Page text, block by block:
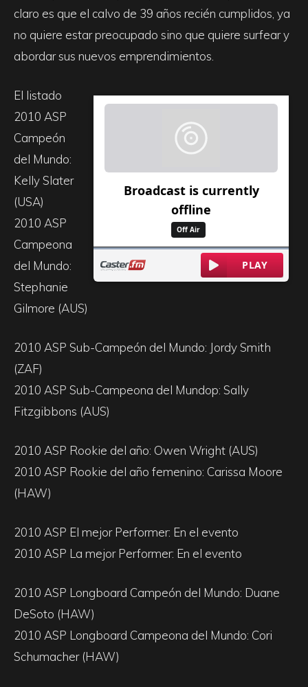
claro es que el calvo de 39 años recién cumplidos, ya
no quiere estar preocupado sino que quiere surfear y
abordar sus nuevos emprendimientos.
El listado
2010 ASP
Campeón
del Mundo:
Kelly Slater
(USA)
2010 ASP
Campeona
del Mundo:
Stephanie
Gilmore (AUS)
2010 ASP Sub-Campeón del Mundo: Jordy Smith
(ZAF)
2010 ASP Sub-Campeona del Mundop: Sally
Fitzgibbons (AUS)
2010 ASP Rookie del año: Owen Wright (AUS)
2010 ASP Rookie del año femenino: Carissa Moore
(HAW)
2010 ASP El mejor Performer: En el evento
2010 ASP La mejor Performer: En el evento
2010 ASP Longboard Campeón del Mundo: Duane
DeSoto (HAW)
2010 ASP Longboard Campeona del Mundo: Cori
Schumacher (HAW)